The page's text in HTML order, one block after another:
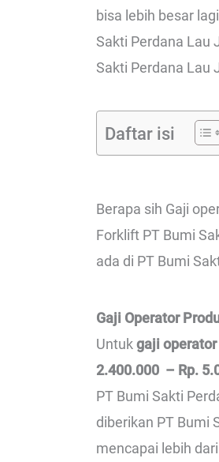
bisa lebih besar
Sakti Perdana Lau
Sakti Perdana Lau
Daftar isi
Berapa sih Gaji
Forklift PT Bumi
ada di PT Bumi
Gaji Operator
Untukgaji operator
2.400.000 – Rp.
PT Bumi Sakti
diberikan PT Bumi
mencapai lebih